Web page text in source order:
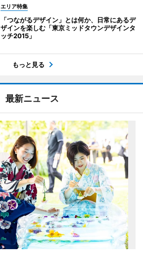
エリア特集
「つながるデザイン」とは何か、日常にあるデ
ザインを楽しむ「東京ミッドタウンデザインタ
ッチ2015」
もっと見る
最新ニュース